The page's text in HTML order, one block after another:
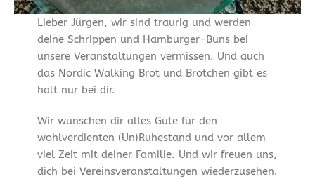
Lieber Jürgen, wir sind traurig und werden
deine Schrippen und Hamburger-Buns bei
unsere Veranstaltungen vermissen. Und auch
das Nordic Walking Brot und Brötchen gibt es
halt nur bei dir.
Wir wünschen dir alles Gute für den
wohlverdienten (Un)Ruhestand und vor allem
viel Zeit mit deiner Familie. Und wir freuen uns,
dich bei Vereinsveranstaltungen wiederzusehen.